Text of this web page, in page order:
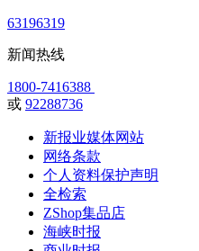
63196319
新闻热线
1800-7416388
或 92288736
新报业媒体网站
网络条款
个人资料保护声明
全检索
ZShop集品店
海峡时报